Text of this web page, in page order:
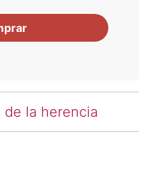
de la herencia